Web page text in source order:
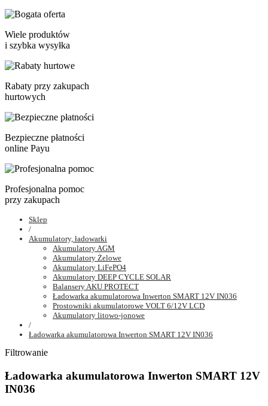
Wiele produktów
i szybka wysyłka
Rabaty przy zakupach
hurtowych
Bezpieczne płatności
online Payu
Profesjonalna pomoc
przy zakupach
Sklep
/
Akumulatory, ładowarki
Akumulatory AGM
Akumulatory Żelowe
Akumulatory LiFePO4
Akumulatory DEEP CYCLE SOLAR
Balansery AKU PROTECT
Ładowarka akumulatorowa Inwerton SMART 12V IN036
Prostowniki akumulatorowe VOLT 6/12V LCD
Akumulatory litowo-jonowe
/
Ładowarka akumulatorowa Inwerton SMART 12V IN036
Filtrowanie
Ładowarka akumulatorowa Inwerton SMART 12V
IN036